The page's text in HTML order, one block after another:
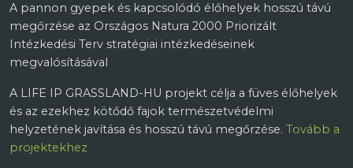
A pannon gyepek és kapcsolódó élőhelyek hosszú távú
megőrzése az Országos Natura 2000 Priorizált
Intézkedési Terv stratégiai intézkedéseinek
megvalósításával
A LIFE IP GRASSLAND-HU projekt célja a füves élőhelyek
és az ezekhez kötődő fajok természetvédelmi
helyzetének javítása és hosszú távú megőrzése. Tovább a
projektekhez